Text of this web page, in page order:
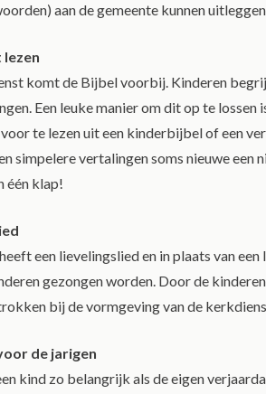
aan de gemeente kunnen
komt de Bijbel voorbij. Kinderen
Een leuke manier om dit op te
te lezen uit een kinderbijbel of een
simpelere vertalingen soms nieuwe een
één klap!
een lievelingslied en in plaats van
gezongen worden. Door de
bij de vormgeving van de
de jarigen
kind zo belangrijk als de eigen